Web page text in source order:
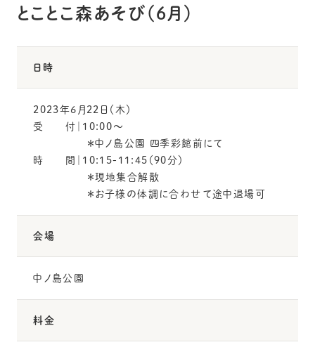
とことこ森あそび（6月）
日時
2023年6月22日（木）
受 付｜10:00〜
＊中ノ島公園 四季彩館前にて
時 間｜10:15-11:45（90分）
＊現地集合解散
＊お子様の体調に合わせて途中退場可
会場
中ノ島公園
料金